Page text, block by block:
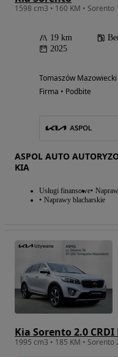
19 km
2025
Tomaszów
Firma • Podbite
ASPOL AUTO
KIA
Usługi finansowe
Naprawy blacharskie
Kia Sorento 2.0 CRDI
1995 cm3 • 185 KM • Sorento